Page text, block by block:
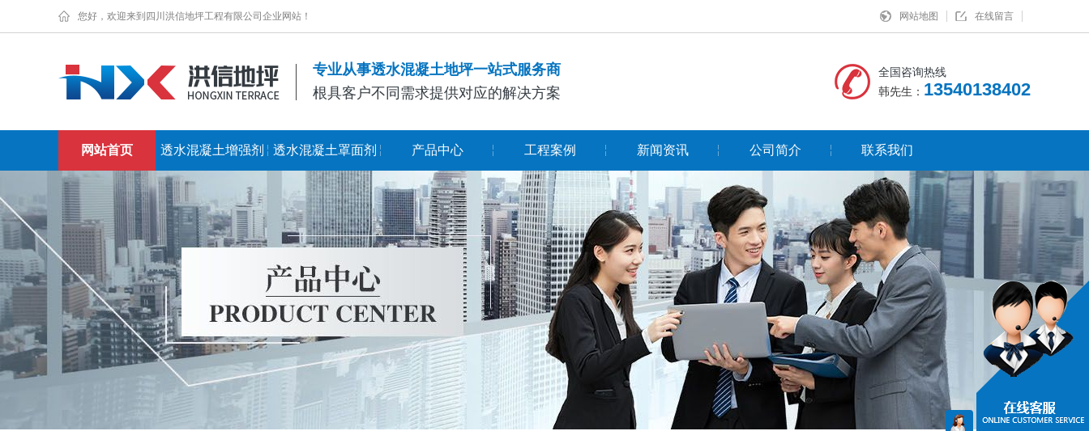
您好，欢迎来到四川洪信地坪工程有限公司企业网站！ 在线留言
网站地图
专业从事透水混凝土地坪一站式服务商
根具客户不同需求提供对应的解决方案
全国咨询热线
韩先生： 13540138402
网站首页 透水混凝土增强剂 透水混凝土罩面剂 产品中心 工程案例 新闻资讯 公司简介 联系我们